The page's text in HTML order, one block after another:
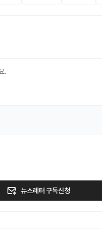
뉴스레터 구독신청